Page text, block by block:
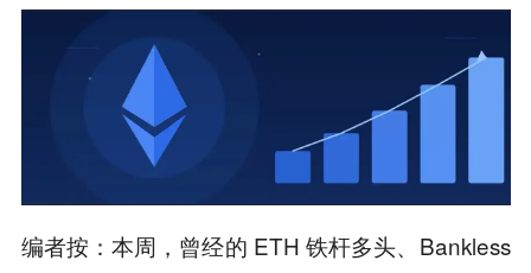
编者按：本周，曾经的 ETH 铁杆多头、Bankless